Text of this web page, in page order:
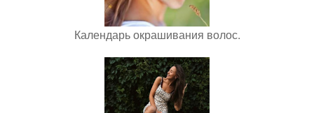
Календарь окрашивания волос.